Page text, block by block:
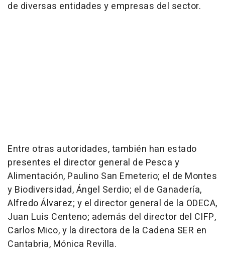
de diversas entidades y empresas del sector.
Entre otras autoridades, también han estado
presentes el director general de Pesca y
Alimentación, Paulino San Emeterio; el de Montes
y Biodiversidad, Ángel Serdio; el de Ganadería,
Alfredo Álvarez; y el director general de la ODECA,
Juan Luis Centeno; además del director del CIFP,
Carlos Mico, y la directora de la Cadena SER en
Cantabria, Mónica Revilla.